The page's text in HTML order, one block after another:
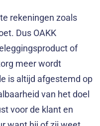
rekeningen zoals
Dus OAKK
of
meer wordt
is altijd afgestemd op
van het doel
voor de klant en